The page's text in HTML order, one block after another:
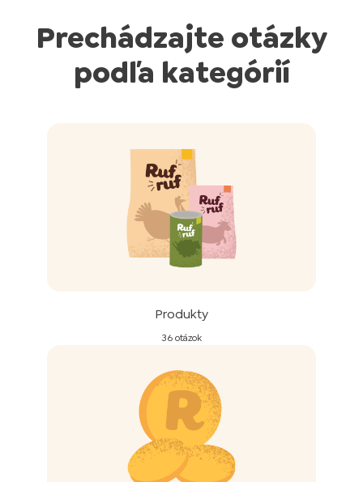
Prechádzajte otázky
podľa kategórií
Produkty
36 otázok